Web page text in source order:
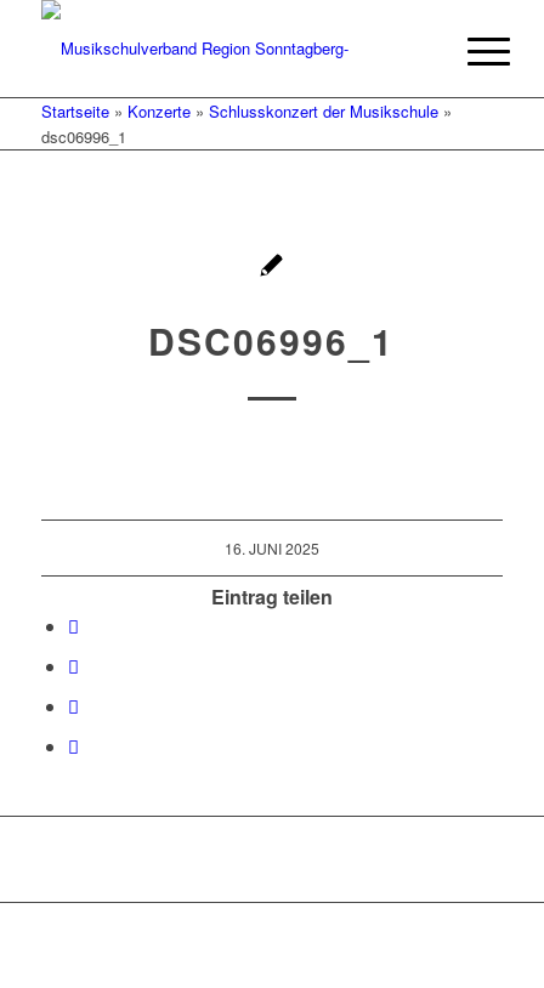
Startseite» Konzerte» Schlusskonzert der Musikschule»
dsc06996_1
DSC06996_1
16. JUNI 2025
Eintrag teilen